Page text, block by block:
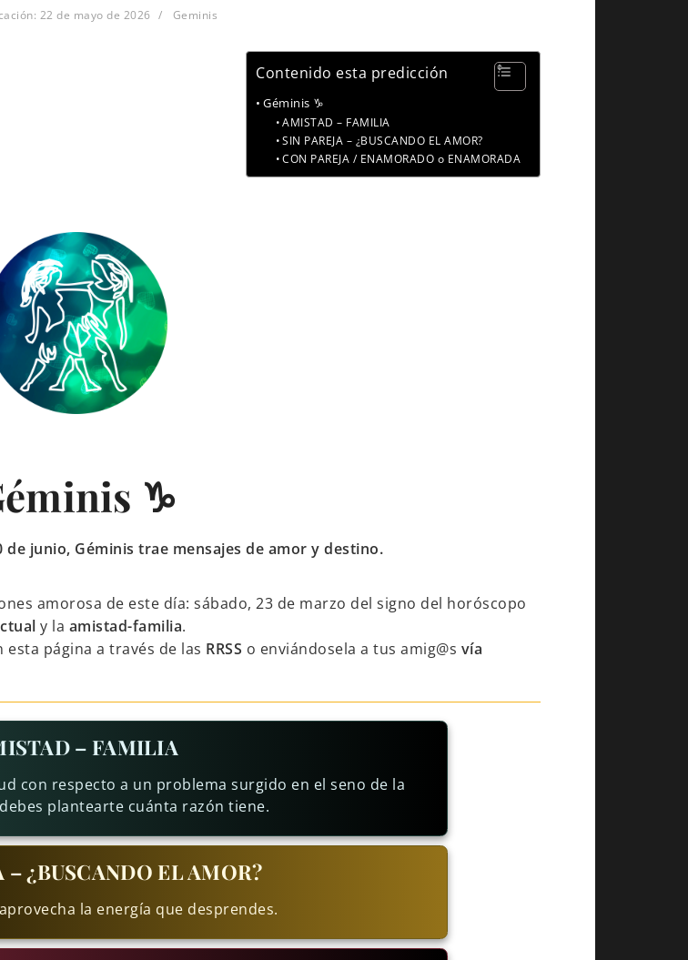
22 de mayo de 2026 Geminis
Contenido esta predicción
Géminis ♑
AMISTAD – FAMILIA
SIN PAREJA – ¿BUSCANDO EL AMOR?
CON PAREJA / ENAMORADO o ENAMORADA
♑
de junio, Géminis trae mensajes de amor y destino.
amorosa de este día: sábado, 23 de marzo del signo del horóscopo
y la amistad-familia.
página a través de las RRSS o enviándosela a tus amig@s vía
– FAMILIA
con respecto a un problema surgido en el seno de la
plantearte cuánta razón tiene.
– ¿BUSCANDO EL AMOR?
la energía que desprendes.